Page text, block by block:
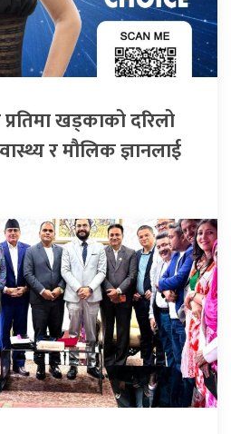
खड्काको दरिलो
र मौलिक ज्ञानलाई